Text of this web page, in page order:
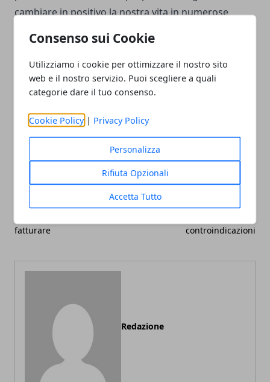
Consenso sui Cookie
Utilizziamo i cookie per ottimizzare il nostro sito
web e il nostro servizio. Puoi scegliere a quali
categorie dare il tuo consenso.
Cookie Policy | Privacy Policy
Personalizza
Rifiuta Opzionali
Accetta Tutto
cambiare in positivo la nostra vita in numerose
in continua crescita.
Facebook
TwitterWhatsapp
Fattura Elettronica App: il
fatturare
Caffè ginseng: proprietà,
controindicazioni
Redazione